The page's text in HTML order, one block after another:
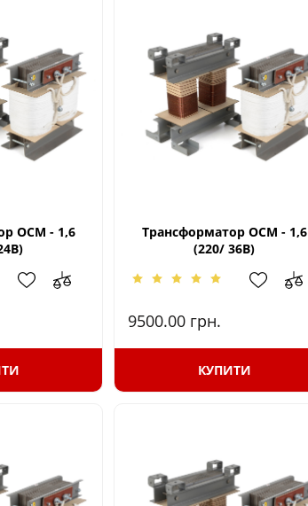
ОСМ - 1,6
Трансформатор ОСМ - 1,6
(220/ 36В)
9500.00 грн.
КУПИТИ